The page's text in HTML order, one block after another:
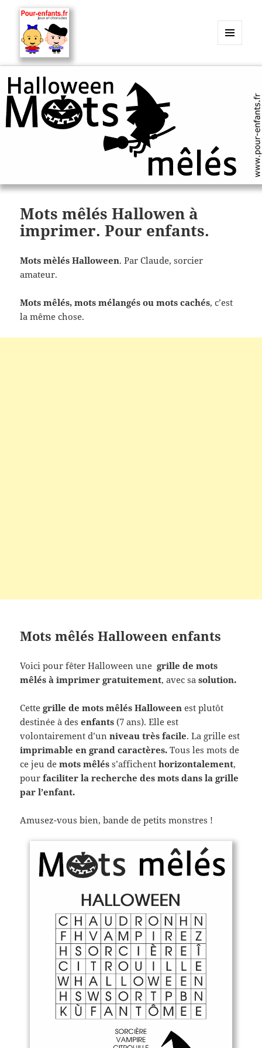
Charades, mots cachés, jeux,
devinettes, pour enfants.
WIDGETS
Mots mêlés Hallowen à
imprimer. Pour enfants.
Mots mèlés Halloween. Par Claude, sorcier
amateur.
Mots mêlés, mots mélangés ou mots cachés, c’est
la même chose.
Mots mêlés Halloween enfants
Voici pour fêter Halloween unegrille de mots
mêlés à imprimer gratuitement, avec sasolution.
Cettegrille de mots mêlés Halloween est plutôt
destinée à des enfants (7 ans). Elle est
volontairement d’unniveau très facile. La grille est
imprimable en grand caractères.Tous les mots de
ce jeu demots mêlés s’affichenthorizontalement,
pourfaciliter la recherche des mots dans la grille
par l’enfant.
Amusez-vous bien, bande de petits monstres !